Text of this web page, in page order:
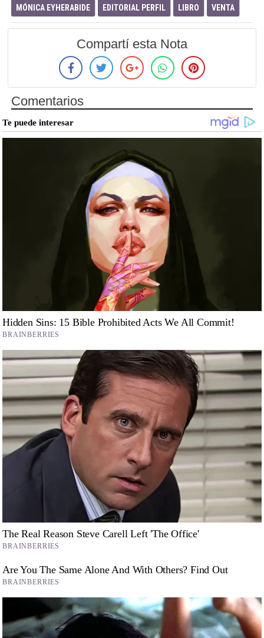
MÓNICA EYHERABIDE EDITORIAL PERFIL LIBRO VENTA
Compartí esta Nota
Comentarios